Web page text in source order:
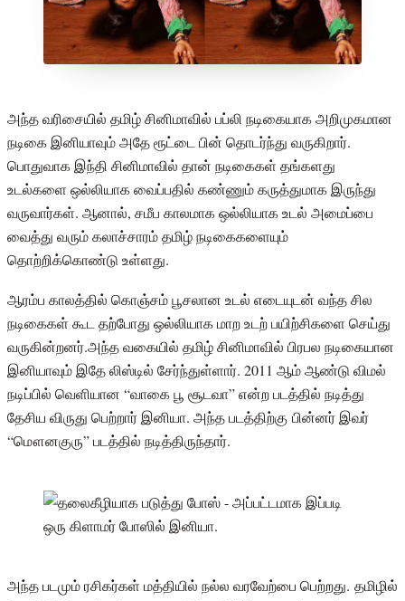
அந்த வரிசையில் தமிழ் சினிமாவில் பப்லி நடிகையாக அறிமுகமான
நடிகை இனியாவும் அதே ரூட்டை பின் தொடர்ந்து வருகிறார்.
பொதுவாக இந்தி சினிமாவில் தான் நடிகைகள் தங்களது
உடல்களை ஒல்லியாக வைப்பதில் கண்ணும் கருத்துமாக இருந்து
வருவார்கள். ஆனால், சமீப காலமாக ஒல்லியாக உடல் அமைப்பை
வைத்து வரும் கலாச்சாரம் தமிழ் நடிகைகளையும்
தொற்றிக்கொண்டு உள்ளது.
ஆரம்ப காலத்தில் கொஞ்சம் பூசலான உடல் எடையுடன் வந்த சில
நடிகைகள் கூட தற்போது ஒல்லியாக மாற உடற் பயிற்சிகளை செய்து
வருகின்றனர்.அந்த வகையில் தமிழ் சினிமாவில் பிரபல நடிகையான
இனியாவும் இதே லிஸ்டில் சேர்ந்துள்ளார். 2011 ஆம் ஆண்டு விமல்
நடிப்பில் வெளியான “வாகை பூ சூடவா” என்ற படத்தில் நடித்து
தேசிய விருது பெற்றார் இனியா. அந்த படத்திற்கு பின்னர் இவர்
“மௌனகுரு” படத்தில் நடித்திருந்தார்.
அந்த படமும் ரசிகர்கள் மத்தியில் நல்ல வரவேற்பை பெற்றது. தமிழில்